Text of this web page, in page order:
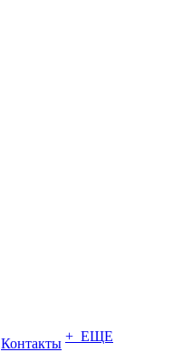
Контакты + ЕЩЕ